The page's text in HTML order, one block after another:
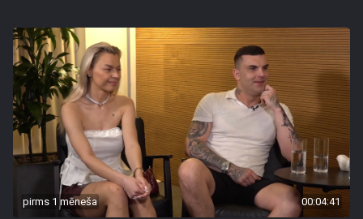
pirms 1 mēneša 00:04:41